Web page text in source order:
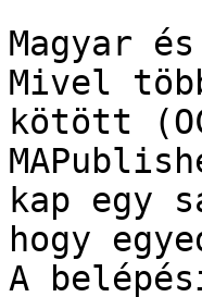
Magyar
Mivel
kötött
kap egy
hogy